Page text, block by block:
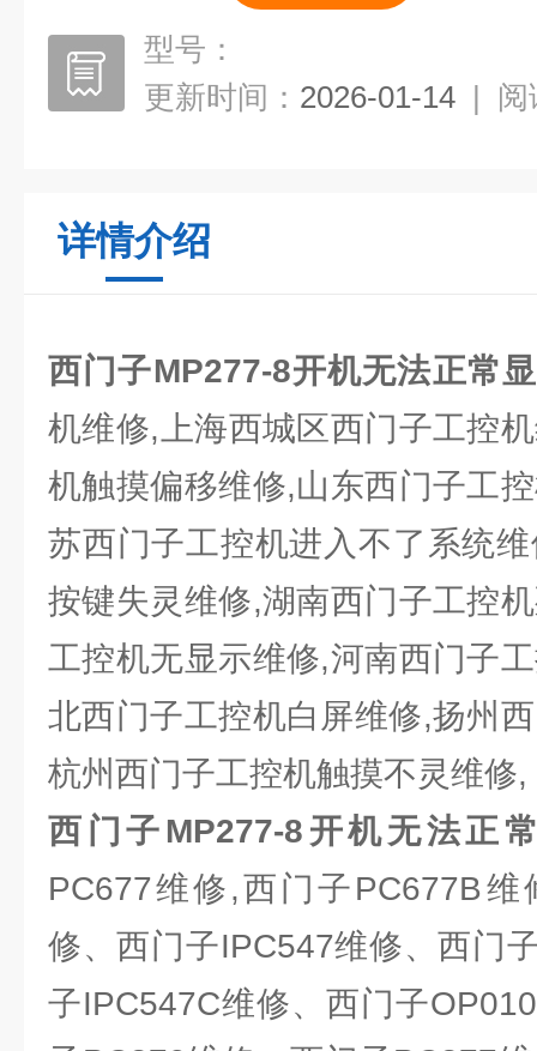
型号：
更新时间： 2026-01-14 | 阅
详情介绍
西门子MP277-8开机无法正常
机维修,上海西城区西门子工控
机触摸偏移维修,山东西门子工
苏西门子工控机进入不了系统
按键失灵维修,湖南西门子工控
工控机无显示维修,河南西门子
北西门子工控机白屏维修,扬州
杭州西门子工控机触摸不灵维修,
西门子MP277-8开机无法正
PC677维修,西门子PC677B
修、西门子IPC547维修、西门
子IPC547C维修、西门子